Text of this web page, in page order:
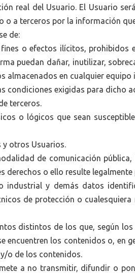
real del Usuario. El Usuario
o a terceros por la información
de:
o efectos ilícitos, prohibidos
puedan dañar, inutilizar,
almacenados en cualquier
condiciones exigidas para dicho
terceros.
o lógicos que sean
y otros Usuarios.
de comunicación
derechos o ello resulte
industrial y demás datos
de protección o cualesquiera
distintos de los que, según los
los contenidos o, en
o de los contenidos.
a no transmitir, difundir o